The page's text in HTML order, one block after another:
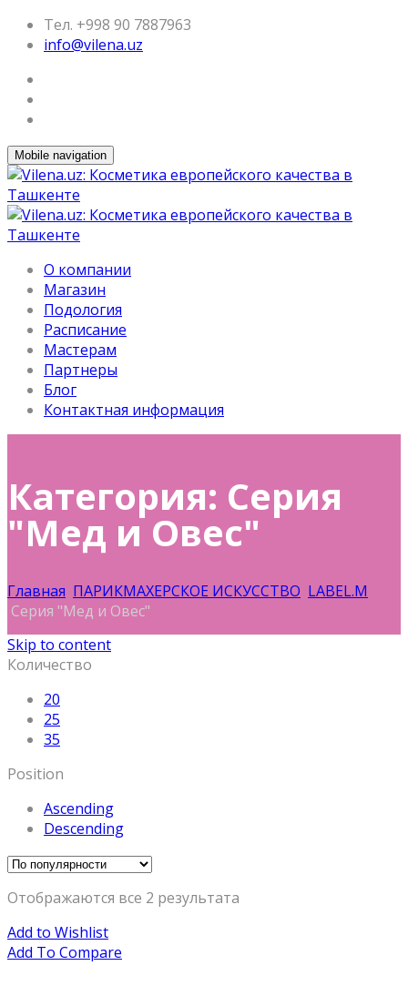
Тел. +998 90 7887963
info@vilena.uz
Mobile navigation
О компании
Магазин
Подология
Расписание
Мастерам
Партнеры
Блог
Контактная информация
Категория: Серия
"Мед и Овес"
Главная ПАРИКМАХЕРСКОЕ ИСКУССТВО LABEL.M
Серия "Мед и Овес"
Skip to content
Количество
20
25
35
Position
Ascending
Descending
Отображаются все 2 результата
Add to Wishlist
Add To Compare